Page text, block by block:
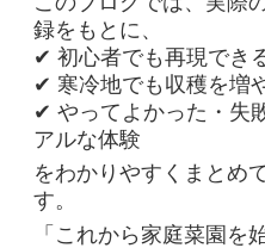
録をもとに、
✔ 初心者でも再現でき
✔ 寒冷地でも収穫を増
✔ やってよかった・失
アルな体験
をわかりやすくまとめ
す。
「これから家庭菜園を